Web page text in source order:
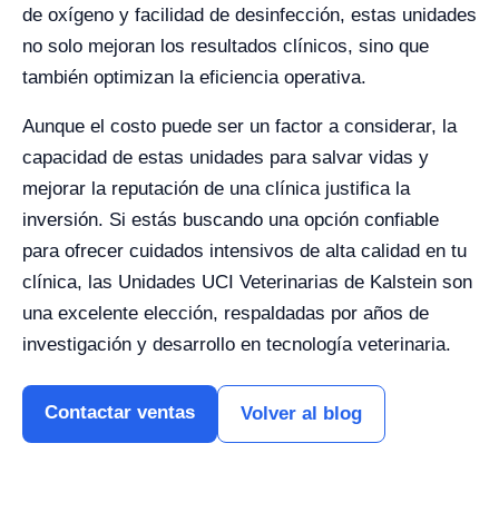
de oxígeno y facilidad de desinfección, estas unidades
no solo mejoran los resultados clínicos, sino que
también optimizan la eficiencia operativa.
Aunque el costo puede ser un factor a considerar, la
capacidad de estas unidades para salvar vidas y
mejorar la reputación de una clínica justifica la
inversión. Si estás buscando una opción confiable
para ofrecer cuidados intensivos de alta calidad en tu
clínica, las Unidades UCI Veterinarias de Kalstein son
una excelente elección, respaldadas por años de
investigación y desarrollo en tecnología veterinaria.
Contactar ventas Volver al blog